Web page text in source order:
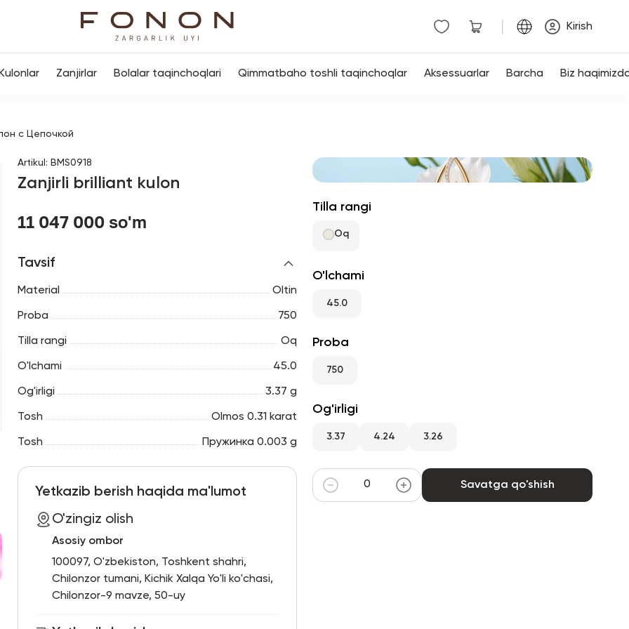
Kirish
Kulonlar Zanjirlar Bolalar taqinchoqlari Qimmatbaho toshli taqinchoqlar Aksessuarlar Barcha Biz
с Цепочкой
Artikul : BMS0918
Zanjirli brilliant kulon
11 047 000 so'm
Tavsif
Material Oltin
Proba 750
Tilla rangi Oq
O'lchami 45.0
Og'irligi 3.37 g
Tosh Olmos 0.31 karat
Tosh Пружинка 0.003 g
Yetkazib berish haqida ma'lumot
O'zingiz olish
Asosiy ombor
100097, O'zbekiston, Toshkent shahri,
Chilonzor tumani, Kichik Xalqa Yo'li ko'chasi,
Chilonzor-9 mavze, 50-uy
Tilla rangi
Oq
O'lchami
45.0
Proba
750
Og'irligi
3.37 4.24 3.26
Savatga qo'shish